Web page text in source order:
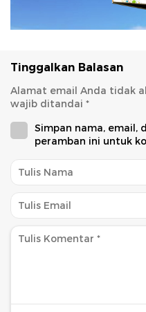
Tinggalkan Balasan
Alamat email Anda tidak
wajib ditandai *
Simpan nama, email,
peramban ini untuk